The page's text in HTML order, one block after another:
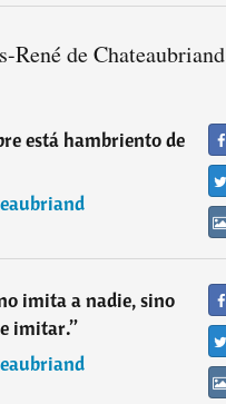
René de Chateaubriand
está hambriento de
imita a nadie, sino
imitar.”